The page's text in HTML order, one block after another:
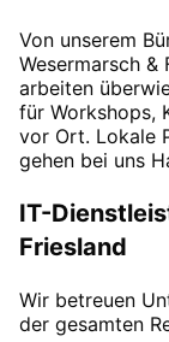
Von unserem
Wesermarsch &
arbeiten
für Workshops,
vor Ort. Lokale
gehen bei uns
IT-
Friesland
Wir betreuen
der gesamten